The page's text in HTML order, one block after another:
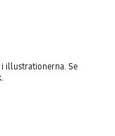
illustrationerna. Se